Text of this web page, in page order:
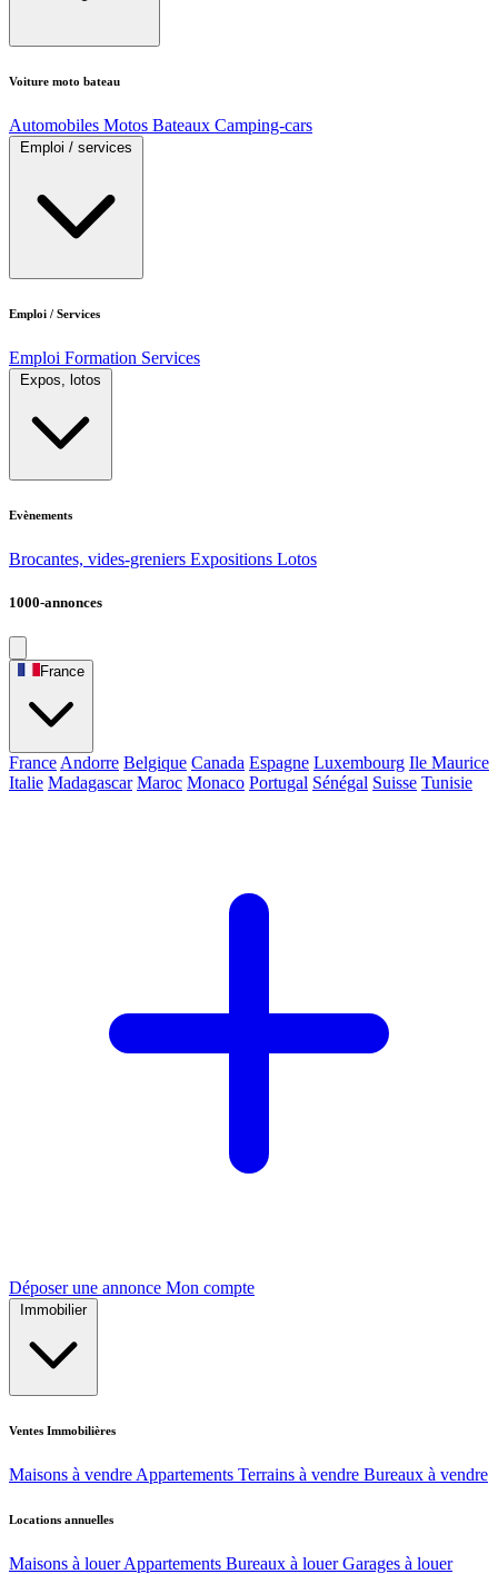
Voiture moto bateau
Automobiles Motos Bateaux Camping-cars
Emploi / services
Emploi / Services
Emploi Formation Services
Expos, lotos
Evènements
Brocantes, vides-greniers Expositions Lotos
1000-annonces
France
France Andorre Belgique Canada Espagne Luxembourg Ile Maurice
Italie Madagascar Maroc Monaco Portugal Sénégal Suisse Tunisie
Déposer une annonce Mon compte
Immobilier
Ventes Immobilières
Maisons à vendre Appartements Terrains à vendre Bureaux à vendre
Locations annuelles
Maisons à louer Appartements Bureaux à louer Garages à louer